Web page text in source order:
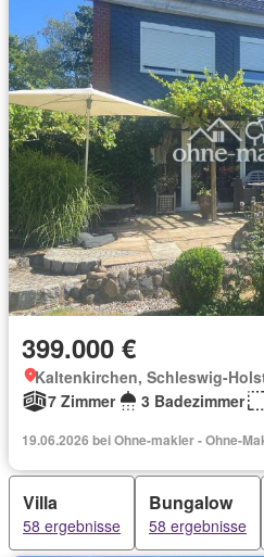
399.000 €
Kaltenkirchen, Schleswig-
7 Zimmer
3 Badezimmer
19.06.2026 bei Ohne-makler - Ohne-
Villa
58 ergebnisse
Bungalow
58 ergebnisse